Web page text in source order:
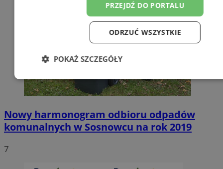
Nowy harmonogram odbioru odpadów
komunalnych w Sosnowcu na rok 2019
7
PRZEJDŹ DO PORTALU
ODRZUĆ WSZYSTKIE
POKAŻ SZCZEGÓŁY
Niezbędne Wydajność
Funkcjonalność